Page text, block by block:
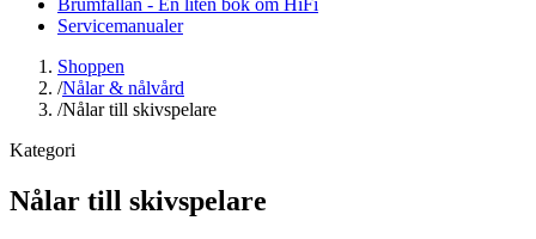
Servicemanualer
Shoppen
/Nålar & nålvård
/Nålar till skivspelare
Kategori
Nålar till skivspelare